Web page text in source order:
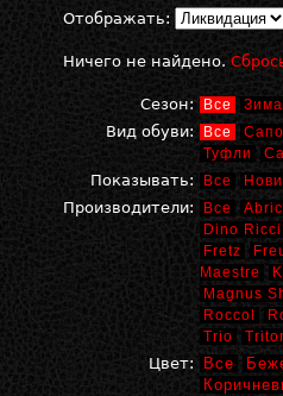
Отображать:
Ничего не найдено.
Сезон: Все Зима
Вид обуви: Все
Туфли
Показывать: Все
Производители: Все
Dino Ricci
Fretz
Maestre
Magnus
Roccol
Trio
Цвет: Все